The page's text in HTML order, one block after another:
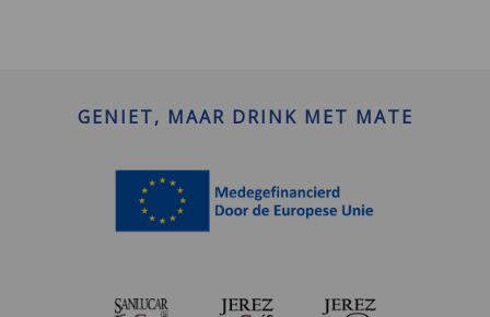
GENIET, MAAR DRINK MET MATE